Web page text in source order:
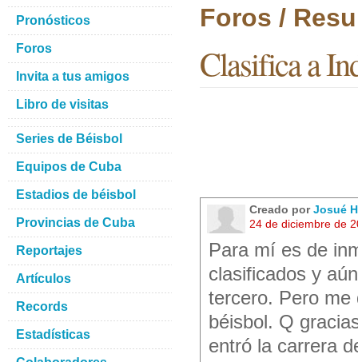
Foros /
Clasifica a
Creado porJosué
24 de diciembre de
Para mí es de
clasificados y
tercero. Pero me
béisbol. Q
entró la carrera
Pronósticos
Foros
Invita a tus amigos
Libro de visitas
Series de Béisbol
Equipos de Cuba
Estadios de béisbol
Provincias de Cuba
Reportajes
Artículos
Records
Estadísticas